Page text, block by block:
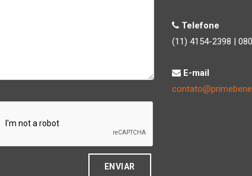
ENVIAR
Telefone
(11) 4154-2398 |
E-mail